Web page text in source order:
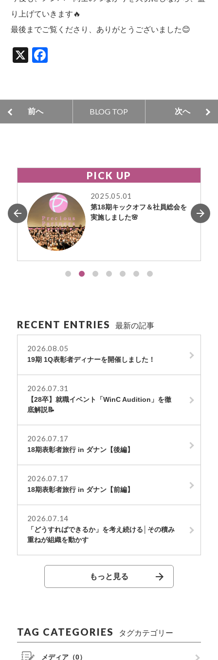
り上げていきます🔥
最後までご覧くださり、ありがとうございました😊
X
e
k
前へ BLOG TOP 次へ
PICK UP
2025.05.01
第18期キックオフ＆社員総会を
実施しました🌸
RECENT ENTRIES 最新の記事
2026.08.05
19期 1Q表彰者ディナーを開催しました！
2026.07.31
【28卒】就職イベント「WinC Audition」を徹
底解説📝
2026.07.17
18期表彰者旅行 in ダナン【後編】
2026.07.17
18期表彰者旅行 in ダナン【前編】
2026.07.14
「どうすればできるか」を考え続ける│その積み
重ねが組織を動かす
もっと見る
TAG CATEGORIES タグカテゴリー
メディア（0）